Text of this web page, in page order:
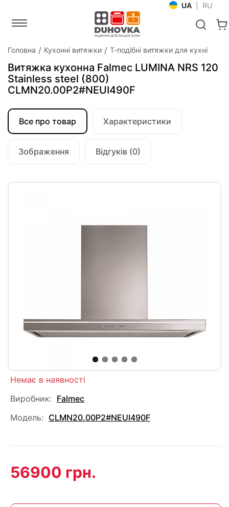
UA RU
Головна Кухонні витяжки Т-подібні витяжки для кухні
Витяжка кухонна Falmec LUMINA NRS 120
Stainless steel (800)
CLMN20.00P2#NEUI490F
Все про товар Характеристики
Зображення Відгуків (0)
Немає в наявності
Виробник: Falmec
Модель: CLMN20.00P2#NEUI490F
56900 грн.